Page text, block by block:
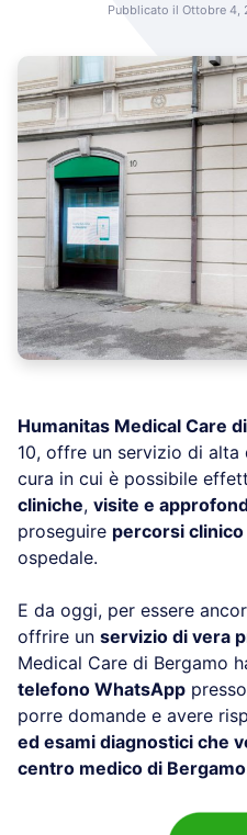
Pubblicato il Ottobre 4,
Humanitas Medical Care
10, offre un servizio di
cura in cui è possibile
cliniche, visite e
proseguire percorsi
ospedale.
E da oggi, per essere
offrire un servizio di vera
Medical Care di Bergamo
telefono WhatsApp
porre domande e avere
ed esami diagnostici che
centro medico di